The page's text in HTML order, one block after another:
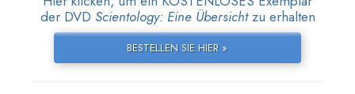
der DVD Scientology: Eine Übersichtzu erhalten
BESTELLEN SIE HIER »